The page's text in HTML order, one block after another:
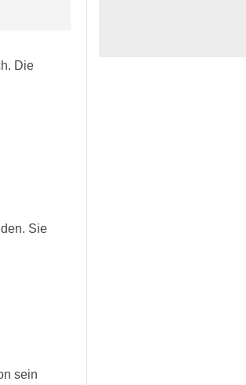
Die
Sie
sein